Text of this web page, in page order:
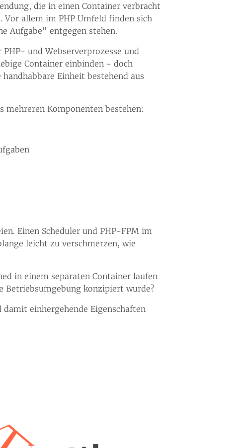
die in einen Container verbracht
Vor allem im PHP Umfeld finden sich
Aufgabe" entgegen stehen.
und Webserverprozesse und
Container einbinden - doch
Einheit bestehend aus
mehreren Komponenten bestehen:
Einen Scheduler und PHP-FPM im
leicht zu verschmerzen, wie
in einem separaten Container laufen
Betriebsumgebung konzipiert wurde?
einhergehende Eigenschaften